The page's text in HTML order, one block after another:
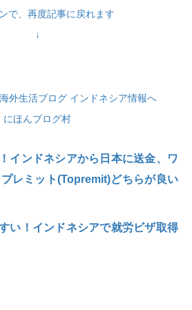
で、再度記事に戻れます
↓
にほんブログ村
インドネシアから日本に送金、ワ
レミット(Topremit)どちらが良い
い！インドネシアで就労ビザ取得